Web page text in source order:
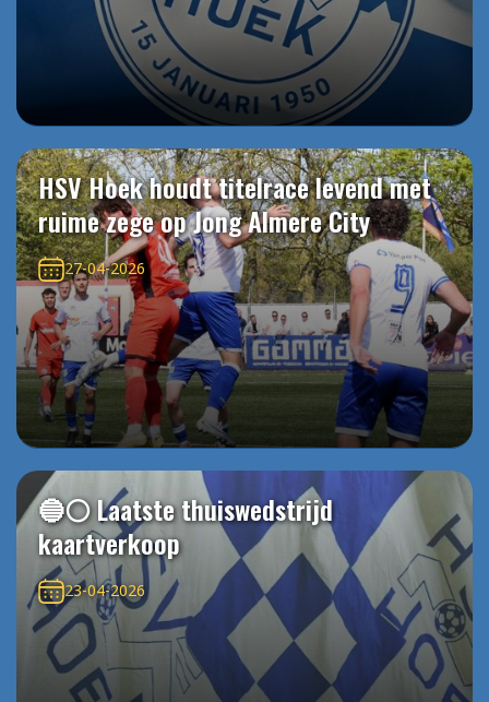
HSV Hoek houdt titelrace levend met
ruime zege op Jong Almere City
27-04-2026
🔵⚪️ Laatste thuiswedstrijd
kaartverkoop
23-04-2026